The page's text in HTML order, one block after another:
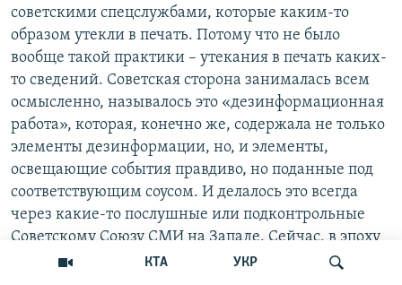
КТА УКР
советскими спецслужбами, которые каким-то
образом утекли в печать. Потому что не было
вообще такой практики – утекания в печать каких-
то сведений. Советская сторона занималась всем
осмысленно, называлось это «дезинформационная
работа», которая, конечно же, содержала не только
элементы дезинформации, но, и элементы,
освещающие события правдиво, но поданные под
соответствующим соусом. И делалось это всегда
через какие-то послушные или подконтрольные
Советскому Союзу СМИ на Западе. Сейчас, в эпоху
интернета, конечно, мы смотрим на это как на